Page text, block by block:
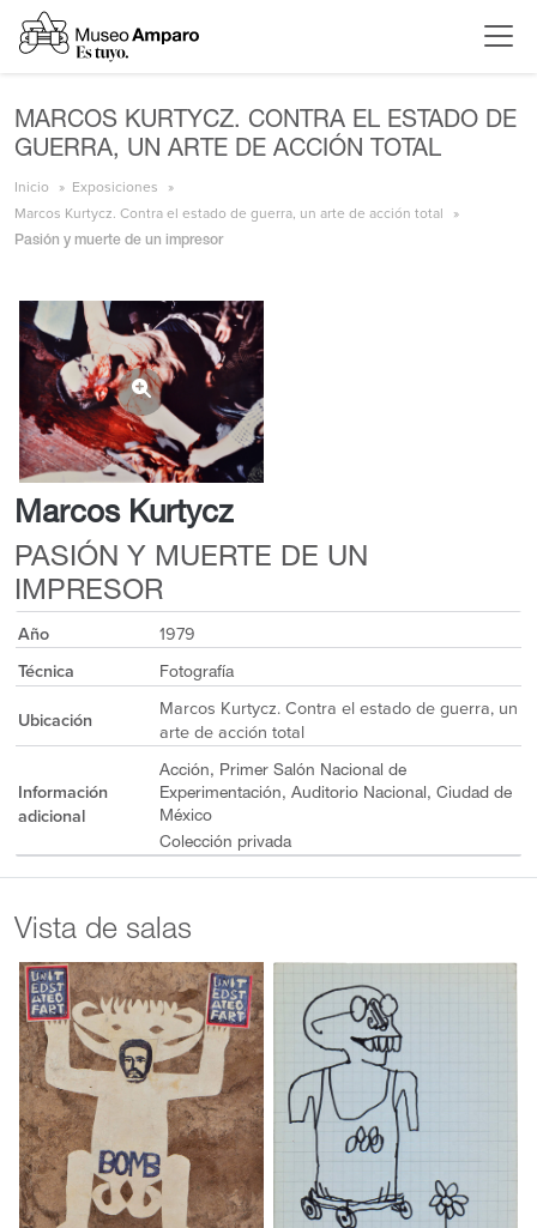
MARCOS KURTYCZ. CONTRA EL ESTADO DE
GUERRA, UN ARTE DE ACCIÓN TOTAL
Inicio
Exposiciones
Marcos Kurtycz. Contra el estado de guerra, un arte de acción total
Pasión y muerte de un impresor
Marcos Kurtycz
PASIÓN Y MUERTE DE UN
IMPRESOR
Año
1979
Técnica
Fotografía
Ubicación
Marcos Kurtycz. Contra el estado de guerra, un
arte de acción total
Información
adicional
Acción, Primer Salón Nacional de
Experimentación, Auditorio Nacional, Ciudad de
México
Colección privada
Vista de salas